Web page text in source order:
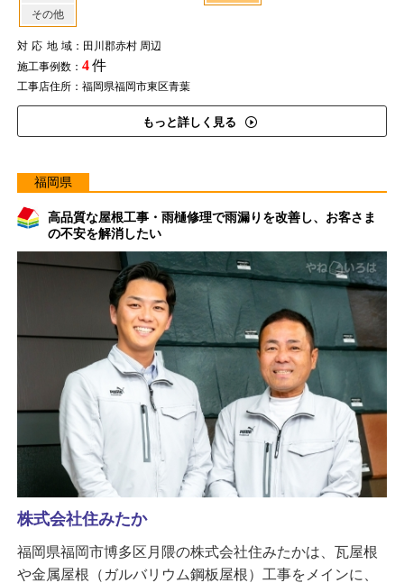
その他
対応地域：田川郡赤村 周辺
施工事例数： 4件
工事店住所：福岡県福岡市東区青葉
もっと詳しく見る
福岡県
高品質な屋根工事・雨樋修理で雨漏りを改善し、お客さま
の不安を解消したい
株式会社住みたか
福岡県福岡市博多区月隈の株式会社住みたかは、瓦屋根
や金属屋根（ガルバリウム鋼板屋根）工事をメインに、